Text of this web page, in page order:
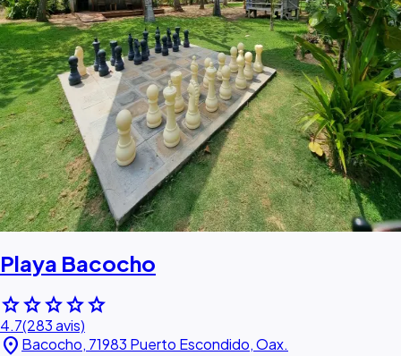
Playa Bacocho
starstarstarstarstar
4.7(283 avis)
location_on Bacocho, 71983 Puerto Escondido, Oax.